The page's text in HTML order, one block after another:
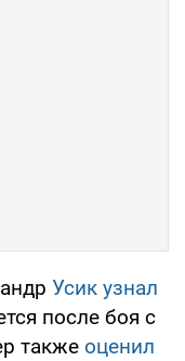
Усик узнал
после боя с
также оценил